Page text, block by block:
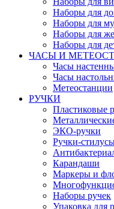
Наборы для
Наборы для
Наборы для
Наборы для
ЧАСЫ И
Часы
Часы
Метеостанции
РУЧКИ
Пластиковые
ЭКО-ручки
Ручки-
Карандаши
Маркеры и
Наборы ручек
Упаковка для